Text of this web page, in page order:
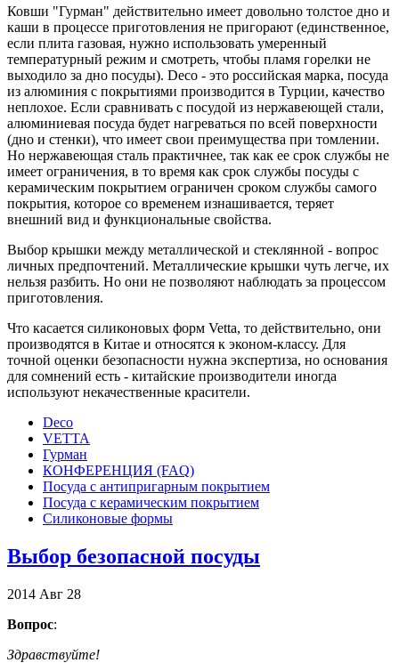
Ковши "Гурман" действительно имеет довольно толстое дно и
каши в процессе приготовления не пригорают (единственное,
если плита газовая, нужно использовать умеренный
температурный режим и смотреть, чтобы пламя горелки не
выходило за дно посуды). Deco - это российская марка, посуда
из алюминия с покрытиями производится в Турции, качество
неплохое. Если сравнивать с посудой из нержавеющей стали,
алюминиевая посуда будет нагреваться по всей поверхности
(дно и стенки), что имеет свои преимущества при томлении.
Но нержавеющая сталь практичнее, так как ее срок службы не
имеет ограничения, в то время как срок службы посуды с
керамическим покрытием ограничен сроком службы самого
покрытия, которое со временем изнашивается, теряет
внешний вид и функциональные свойства.
Выбор крышки между металлической и стеклянной - вопрос
личных предпочтений. Металлические крышки чуть легче, их
нельзя разбить. Но они не позволяют наблюдать за процессом
приготовления.
Что касается силиконовых форм Vetta, то действительно, они
производятся в Китае и относятся к эконом-классу. Для
точной оценки безопасности нужна экспертиза, но основания
для сомнений есть - китайские производители иногда
используют некачественные красители.
Deco
VETTA
Гурман
КОНФЕРЕНЦИЯ (FAQ)
Посуда с антипригарным покрытием
Посуда с керамическим покрытием
Силиконовые формы
Выбор безопасной посуды
2014 Авг 28
Вопрос:
Здравствуйте!